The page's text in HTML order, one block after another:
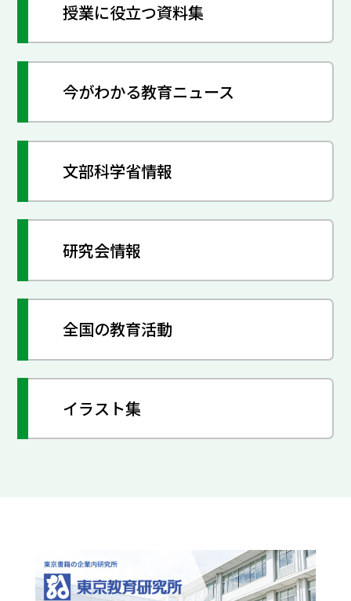
授業に役立つ資料集
今がわかる教育ニュース
文部科学省情報
研究会情報
全国の教育活動
イラスト集